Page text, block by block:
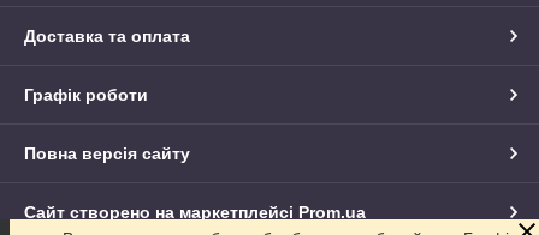
Доставка та оплата
Графік роботи
Повна версія сайту
Сайт створено на маркетплейсі Prom.ua